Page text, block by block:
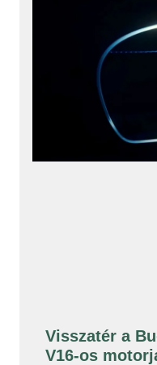
Visszatér a
V16-os